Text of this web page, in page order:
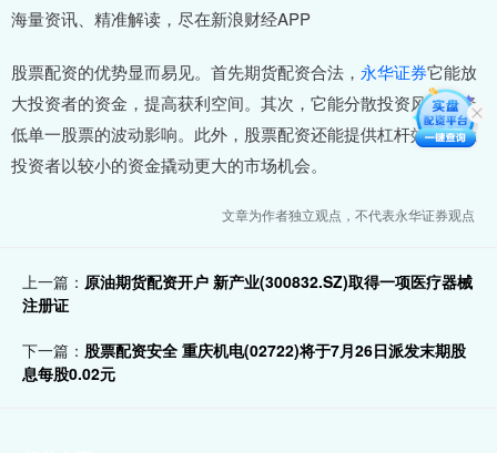
海量资讯、精准解读，尽在新浪财经APP
股票配资的优势显而易见。首先期货配资合法， 永华证券它能放
大投资者的资金，提高获利空间。其次，它能分散投资风险，降
低单一股票的波动影响。此外，股票配资还能提供杠杆效应，让
投资者以较小的资金撬动更大的市场机会。
文章为作者独立观点，不代表永华证券观点
上一篇： 原油期货配资开户 新产业(300832.SZ)取得一项医疗器械
注册证
下一篇： 股票配资安全 重庆机电(02722)将于7月26日派发末期股
息每股0.02元